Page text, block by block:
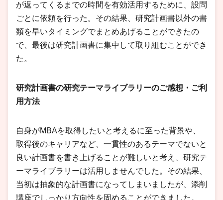
が返ってくるまでの時間を有効活用するために、設問
ごとに依頼を行った。その結果、研究計画書以外の書
類を早いタイミングでまとめあげることができたの
で、最後は研究計画書に集中して取り組むことができ
た。
研究計画書の研究テーマライブラリーのご感想・ご利
用方法
自身がMBAを取得したいと考えるに至った背景や、
取得後のキャリアなど、一貫性のあるテーマでないと
良い計画書を書き上げることが難しいと考え、研究テ
ーマライブラリーは活用しませんでした。その結果、
当初は抽象的な計画書になってしまいましたが、添削
講座でしっかり方向性を固めることができました。